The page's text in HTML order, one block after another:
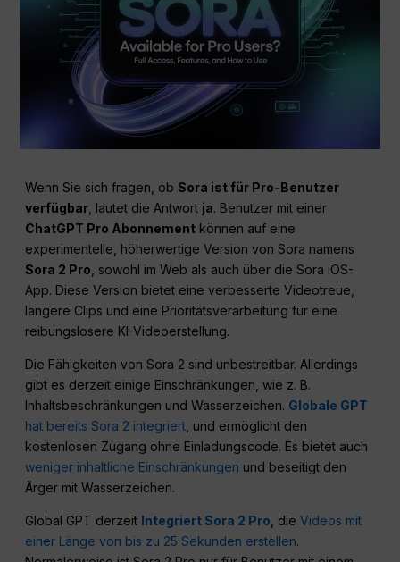
Wenn Sie sich fragen, obSora ist für Pro-Benutzer
verfügbar , lautet die Antwort ja. Benutzer mit einer
ChatGPT Pro Abonnement können auf eine
experimentelle, höherwertige Version von Sora namens
Sora 2 Pro , sowohl im Web als auch über die Sora iOS-
App. Diese Version bietet eine verbesserte Videotreue,
längere Clips und eine Prioritätsverarbeitung für eine
reibungslosere KI-Videoerstellung.
Die Fähigkeiten von Sora 2 sind unbestreitbar. Allerdings
gibt es derzeit einige Einschränkungen, wie z. B.
Inhaltsbeschränkungen und Wasserzeichen. Globale GPT
hat bereits Sora 2 integriert , und ermöglicht den
kostenlosen Zugang ohne Einladungscode. Es bietet auch
weniger inhaltliche Einschränkungen und beseitigt den
Ärger mit Wasserzeichen.
Global GPT derzeit Integriert Sora 2 Pro, dieVideos mit
einer Länge von bis zu 25 Sekunden erstellen.